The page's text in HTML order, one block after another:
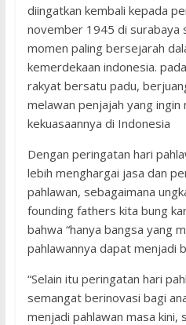
diingatkan kembali kepada
november 1945 di surabaya
momen paling bersejarah
kemerdekaan indonesia.
rakyat bersatu padu,
melawan penjajah yang ingin
kekuasaannya di Indonesia
Dengan peringatan hari
lebih menghargai jasa dan
pahlawan, sebagaimana
founding fathers kita bung
bahwa “hanya bangsa yang
pahlawannya dapat menjadi
“Selain itu peringatan hari
semangat berinovasi bagi
menjadi pahlawan masa kini,